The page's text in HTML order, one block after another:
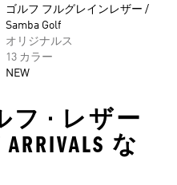
ゴルフ フルグレインレザー /
Samba Golf
オリジナルス
13 カラー
NEW
フ • レザー
な